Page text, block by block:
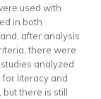
used with
in both
after analysis
there were
analyzed
literacy and
there is still